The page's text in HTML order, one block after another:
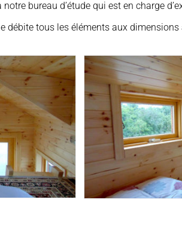
bureau d’étude qui est en charge
débite tous les éléments aux